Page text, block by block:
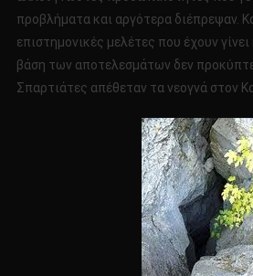
προβλήματα και αργότερα διέπρεψαν.
επιστημονικές μελέτες που έχουν γίνει
βάση των αποτελεσμάτων δεν
Σπαρτιάτες απέθεταν τα νεογνά στον